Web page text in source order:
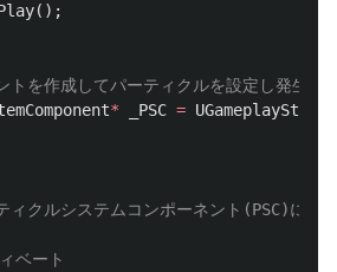
();
を作成してパーティクルを設定し発生さ
* _PSC =
クルシステムコンポーネント(PSC)に対
ベート